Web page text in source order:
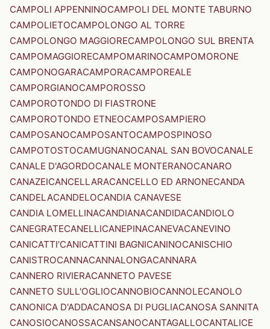
CAMPOLI APPENNINOCAMPOLI DEL MONTE TABURNO
CAMPOLIETOCAMPOLONGO AL TORRE
CAMPOLONGO MAGGIORECAMPOLONGO SUL BRENTA
CAMPOMAGGIORECAMPOMARINOCAMPOMORONE
CAMPONOGARACAMPORACAMPOREALE
CAMPORGIANOCAMPOROSSO
CAMPOROTONDO DI FIASTRONE
CAMPOROTONDO ETNEOCAMPOSAMPIERO
CAMPOSANOCAMPOSANTOCAMPOSPINOSO
CAMPOTOSTOCAMUGNANOCANAL SAN BOVOCANALE
CANALE D'AGORDOCANALE MONTERANOCANARO
CANAZEICANCELLARACANCELLO ED ARNONECANDA
CANDELACANDELOCANDIA CANAVESE
CANDIA LOMELLINACANDIANACANDIDACANDIOLO
CANEGRATECANELLICANEPINACANEVACANEVINO
CANICATTI'CANICATTINI BAGNICANINOCANISCHIO
CANISTROCANNACANNALONGACANNARA
CANNERO RIVIERACANNETO PAVESE
CANNETO SULL'OGLIOCANNOBIOCANNOLECANOLO
CANONICA D'ADDACANOSA DI PUGLIACANOSA SANNITA
CANOSIOCANOSSACANSANOCANTAGALLOCANTALICE